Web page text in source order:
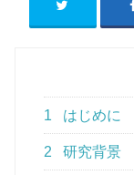
1 はじめに
2 研究背景